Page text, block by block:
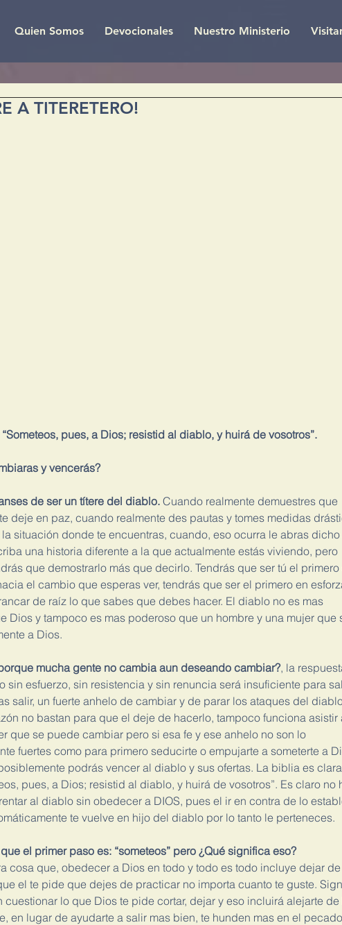
Quien Somos Devocionales Nuestro Ministerio
A TITERETERO!
pues, a Dios; resistid al diablo, y huirá de vosotros”.
y vencerás?
de ser un títere del diablo. Cuando realmente demuestres que
deje en paz, cuando realmente des pautas y tomes medidas
situación donde te encuentras, cuando, eso ocurra le abras dicho
una historia diferente a la que actualmente estás viviendo, pero
que demostrarlo más que decirlo. Tendrás que ser tú el primero
el cambio que esperas ver, tendrás que ser el primero en
de raíz lo que sabes que debes hacer. El diablo no es mas
Dios y tampoco es mas poderoso que un hombre y una mujer que
a Dios.
mucha gente no cambia aun deseando cambiar?, la
sin esfuerzo, sin resistencia y sin renuncia será insuficiente para
salir, un fuerte anhelo de cambiar y de parar los ataques del
no bastan para que el deje de hacerlo, tampoco funciona asistir
que se puede cambiar pero si esa fe y ese anhelo no son lo
fuertes como para primero seducirte o empujarte a someterte a
podrás vencer al diablo y sus ofertas. La biblia es
pues, a Dios; resistid al diablo, y huirá de vosotros”. Es claro no
al diablo sin obedecer a DIOS, pues el ir en contra de lo
te vuelve en hijo del diablo por lo tanto le perteneces.
el primer paso es: “someteos” pero ¿Qué significa eso?
cosa que, obedecer a Dios en todo y todo es todo incluye dejar de
el te pide que dejes de practicar no importa cuanto te guste.
cuestionar lo que Dios te pide cortar, dejar y eso incluirá alejarte de
en lugar de ayudarte a salir mas bien, te hunden mas en el